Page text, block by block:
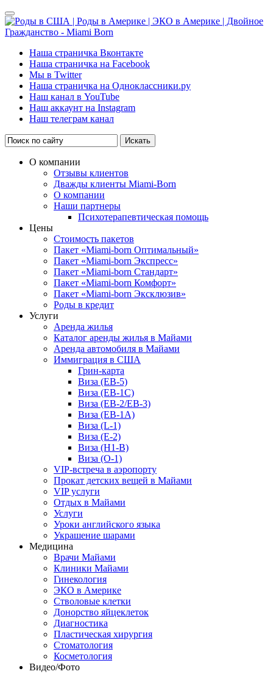
Наша страничка Вконтакте
Наша страничка на Facebook
Мы в Twitter
Наша страничка на Одноклассники.ру
Наш канал в YouTube
Наш аккаунт на Instagram
Наш телеграм канал
Искать
О компании
Отзывы клиентов
Дважды клиенты Miami-Born
О компании
Наши партнеры
Психотерапевтическая помощь
Цены
Стоимость пакетов
Пакет «Miami-born Оптимальный»
Пакет «Miami-born Экспресс»
Пакет «Miami-born Стандарт»
Пакет «Miami-born Комфорт»
Пакет «Miami-born Эксклюзив»
Роды в кредит
Услуги
Аренда жилья
Каталог аренды жилья в Майами
Аренда автомобиля в Майами
Иммиграция в США
Грин-карта
Виза (EB-5)
Виза (EB-1C)
Виза (EB-2/EB-3)
Виза (EB-1A)
Виза (L-1)
Виза (E-2)
Виза (H1-B)
Виза (O-1)
VIP-встреча в аэропорту
Прокат детских вещей в Майами
VIP услуги
Отдых в Майами
Услуги
Уроки английского языка
Украшение шарами
Медицина
Врачи Майами
Клиники Майами
Гинекология
ЭКО в Америке
Стволовые клетки
Донорство яйцеклеток
Диагностика
Пластическая хирургия
Стоматология
Косметология
Видео/Фото